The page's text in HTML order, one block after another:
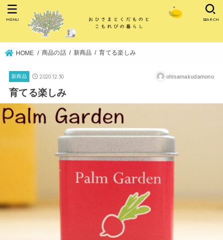
SEARCH
MENU
HOME 商品の話 新商品 育てる楽しみ
新商品 2020.12.30 ohisamakudamono
育てる楽しみ